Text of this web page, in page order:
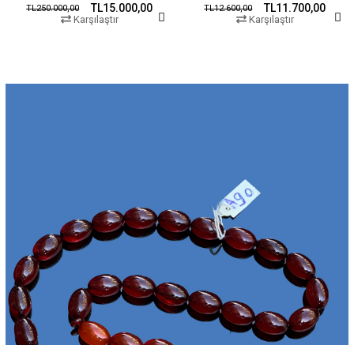
TL15.000,00
TL250.000,00
Karşılaştır
TL11.700,00
TL12.600,00
Karşılaştır